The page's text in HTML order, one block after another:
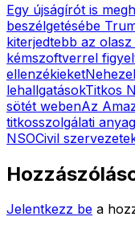
Egy újságírót is
beszélgetésébe
kiterjedtebb az
kémszoftverrel
ellenzékieket
lehallgatásokTitkos
sötét webenAz
titkosszolgálati
NSOCivil
Jelentkezz be a